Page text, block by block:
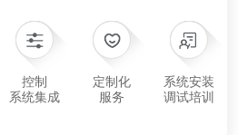
控制
系统集成
定制化
服务
系统安装
调试培训